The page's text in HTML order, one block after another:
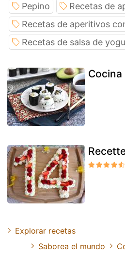
Pepino
Recetas de
Recetas de aperitivos
Recetas de salsa de
Explorar recetas
Saborea el mundo